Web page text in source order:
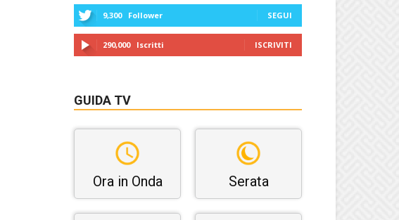
9,300 Follower SEGUI
290,000 Iscritti ISCRIVITI
GUIDA TV
Ora in Onda Serata